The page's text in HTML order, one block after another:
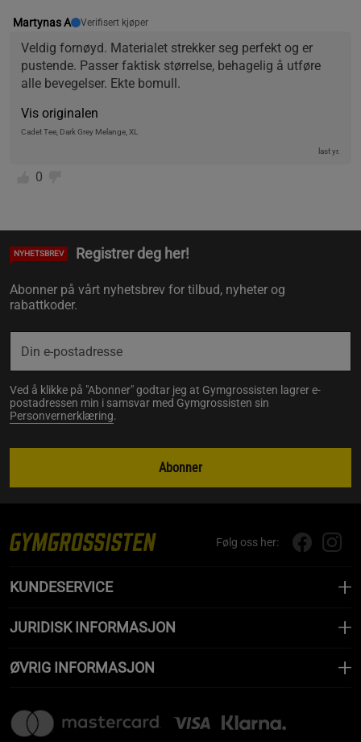
Martynas A Verifisert kjøper
Veldig fornøyd. Materialet strekker seg perfekt og er
pustende. Passer faktisk størrelse, behagelig å utføre
alle bevegelser. Ekte bomull.
Vis originalen
Cadet Tee, Dark Grey Melange, XL
last yr.
0
NYHETSBREV Registrer deg her!
Abonner på vårt nyhetsbrev for tilbud, nyheter og
rabattkoder.
Ved å klikke på "Abonner" godtar jeg at Gymgrossisten lagrer e-
postadressen min i samsvar med Gymgrossisten sin
Personvernerklæring.
Abonner
Følg oss her:
KUNDESERVICE
JURIDISK INFORMASJON
ØVRIG INFORMASJON